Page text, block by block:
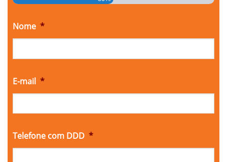
Nome *
E-mail *
Telefone com DDD *